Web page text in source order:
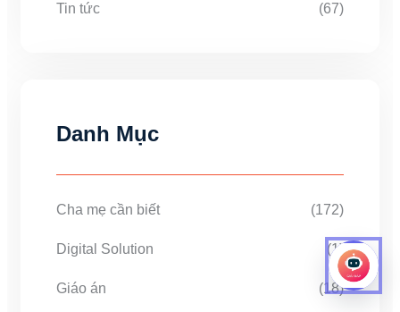
Tin tức (67)
Danh Mục
Cha mẹ cần biết (172)
Digital Solution (1)
Giáo án (18)